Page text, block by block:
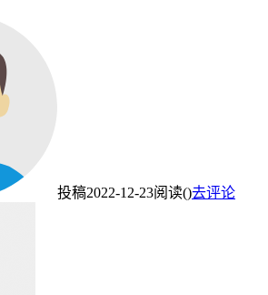
投稿2022-12-23阅读()去评论